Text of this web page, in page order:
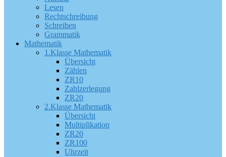
Lesen
Rechtschreibung
Schreiben
Grammatik
Mathematik
1.Klasse Mathematik
Übersicht
Zählen
ZR10
Zahlzerlegung
ZR20
2.Klasse Mathematik
Übersicht
Multiplikation
ZR20
ZR100
Uhrzeit